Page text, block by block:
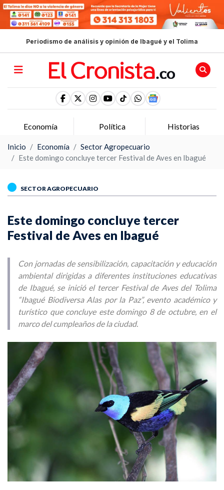
Periodismo de análisis y opinión de Ibagué y el Tolima
Economía Política Historias
Inicio Economía
Sector Agropecuario
Este domingo concluye tercer Festival de Aves en Ibagué
SECTOR AGROPECUARIO
Este domingo concluye tercer
Festival de Aves en Ibagué
Con jornadas de sensibilización, capacitación y educación
ambiental dirigidas a diferentes instituciones educativas
de Ibagué, se inició el tercer Festival de Aves del Tolima
“Ibagué Biodiversa Alas por la Paz”, evento académico y
turístico que concluye este domingo 8 de octubre, en el
marco del cumpleaños de la ciudad.